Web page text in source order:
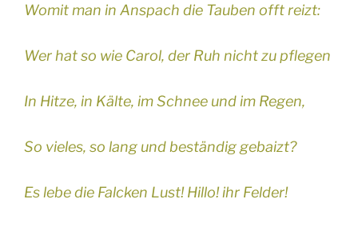
Womit man in Anspach die Tauben offt reizt:
Wer hat so wie Carol, der Ruh nicht zu pflegen
In Hitze, in Kälte, im Schnee und im Regen,
So vieles, so lang und beständig gebaizt?
Es lebe die Falcken Lust! Hillo! ihr Felder!